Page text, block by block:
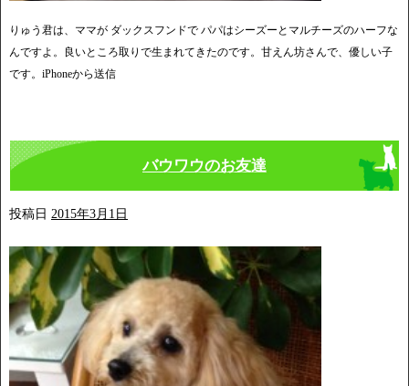
りゅう君は、ママが ダックスフンドで パパはシーズーとマルチーズのハーフな
んですよ。良いところ取りで生まれてきたのです。甘えん坊さんで、優しい子
です。iPhoneから送信
バウワウのお友達
投稿日 2015年3月1日